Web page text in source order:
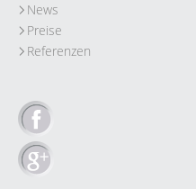
News
Preise
Referenzen